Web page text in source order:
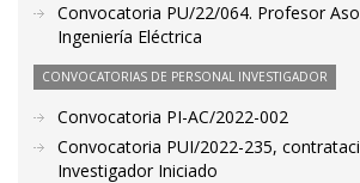
Convocatoria PU/22/064. Profesor
Ingeniería Eléctrica
CONVOCATORIAS DE PERSONAL INVESTIGADOR
Convocatoria PI-AC/2022-002
Convocatoria PUI/2022-235,
Investigador Iniciado